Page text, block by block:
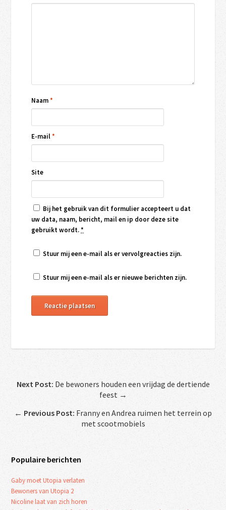
Naam*
E-mail*
Site
Bij het gebruik van dit formulier accepteert u dat
uw data, naam, bericht, mail en ip door deze site
gebruikt wordt.*
Stuur mij een e-mail als er vervolgreacties zijn.
Stuur mij een e-mail als er nieuwe berichten zijn.
Next Post: De bewoners houden een vrijdag de dertiende
feest →
← Previous Post: Franny en Andrea ruimen het terrein op
met scootmobiels
Populaire berichten
Gaby moet Utopia verlaten
Bewoners van Utopia 2
Nicoline laat van zich horen